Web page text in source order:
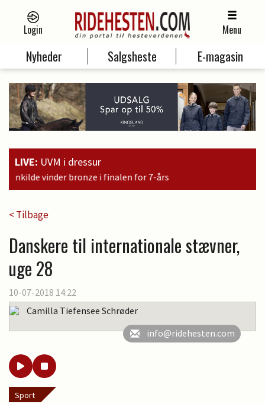
Login Menu
Nyheder Salgsheste E-magasin
LIVE: UVM i dressur
for 7-års
< Tilbage
Danskere til internationale stævner,
uge 28
10-07-2018 14:22
Camilla Tiefensee Schrøder
info@ridehesten.com
Sport